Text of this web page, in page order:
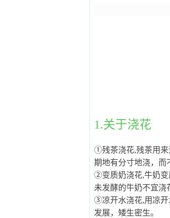
1.关于浇花
①残茶浇花,残茶用来
期地有分寸地浇，而
②变质奶浇花,牛奶变
未发酵的牛奶不宜浇
③凉开水浇花,用凉开
发展，矮生密生。